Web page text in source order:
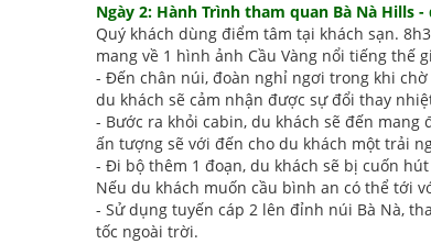
Ngày 2: Hành Trình tham quan Bà Nà Hills
Quý khách dùng điểm tâm tại khách sạn.
mang về 1 hình ảnh Cầu Vàng nổi tiếng thế
- Đến chân núi, đoàn nghỉ ngơi trong khi
du khách sẽ cảm nhận được sự đổi thay
- Bước ra khỏi cabin, du khách sẽ đến mang
ấn tượng sẽ với đến cho du khách một trải
- Đi bộ thêm 1 đoạn, du khách sẽ bị cuốn
Nếu du khách muốn cầu bình an có thể tới
- Sử dụng tuyến cáp 2 lên đỉnh núi Bà Nà,
tốc ngoài trời.